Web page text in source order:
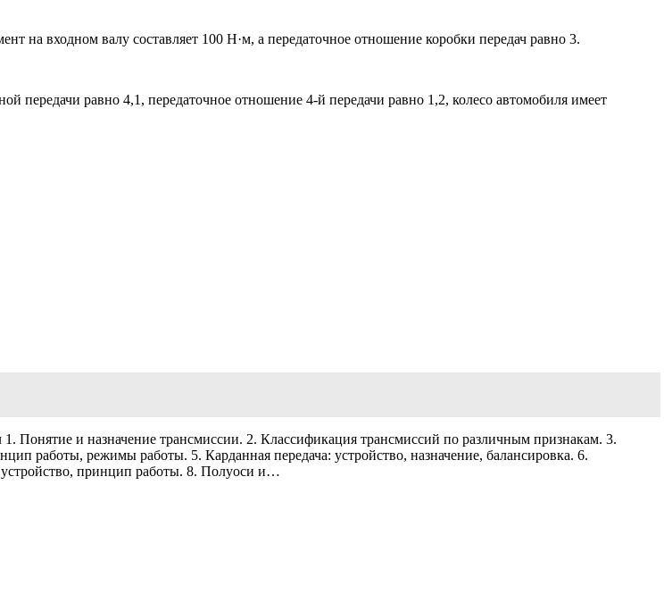
на входном валу составляет 100 Н·м, а передаточное отношение коробки передач равно 3.
передачи равно 4,1, передаточное отношение 4-й передачи равно 1,2, колесо автомобиля имеет
Понятие и назначение трансмиссии. 2. Классификация трансмиссий по различным признакам. 3.
работы, режимы работы. 5. Карданная передача: устройство, назначение, балансировка. 6.
принцип работы. 8. Полуоси и…